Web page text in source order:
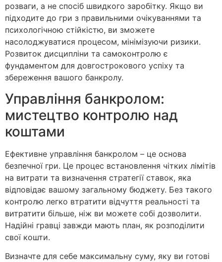
розваги, а не спосіб швидкого заробітку. Якщо ви
підходите до гри з правильними очікуваннями та
психологічною стійкістю, ви зможете
насолоджуватися процесом, мінімізуючи ризики.
Розвиток дисципліни та самоконтролю є
фундаментом для довгострокового успіху та
збереження вашого банкролу.
Управління банкролом:
мистецтво контролю над
коштами
Ефективне управління банкролом – це основа
безпечної гри. Це процес встановлення чітких лімітів
на витрати та визначення стратегії ставок, яка
відповідає вашому загальному бюджету. Без такого
контролю легко втратити відчуття реальності та
витратити більше, ніж ви можете собі дозволити.
Надійні гравці завжди мають план, як розподілити
свої кошти.
Визначте для себе максимальну суму, яку ви готові